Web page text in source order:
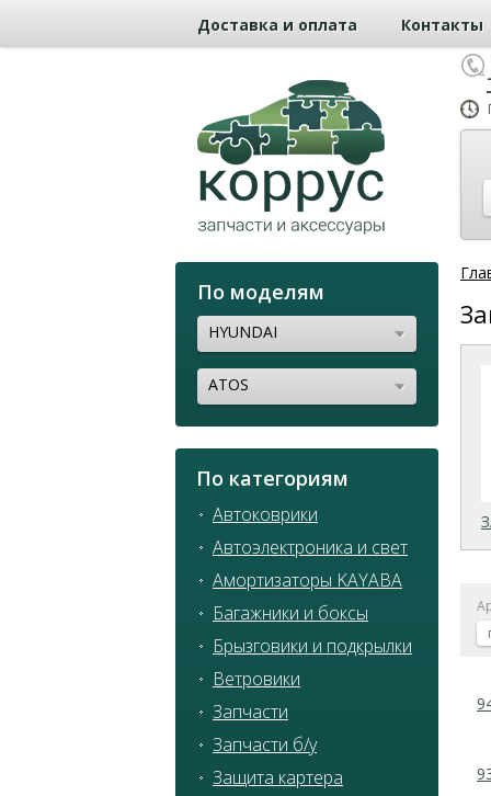
Доставка и оплата Контакты
По моделям
HYUNDAI
ATOS
По категориям
Автоковрики
Автоэлектроника и свет
Амортизаторы KAYABA
Багажники и боксы
Брызговики и подкрылки
Ветровики
Запчасти
Запчасти б/у
Защита картера